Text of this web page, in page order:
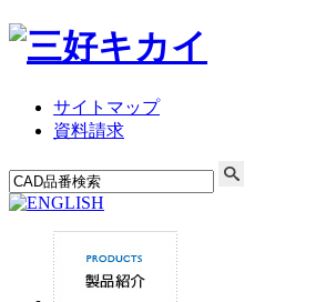
サイトマップ
資料請求